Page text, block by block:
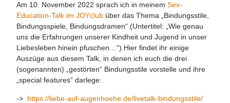
Am 10. November 2022 sprach ich in meinemSex-
Education-Talk im JOYclub über das Thema „Bindungsstile,
Bindungsspiele, Bindungsdramen“ (Untertitel: „Wie genau
uns die Erfahrungen unserer Kindheit und Jugend in unser
Liebesleben hinein pfuschen…“).Hier findet ihr einige
Auszüge aus diesem Talk, in denen ich euch die drei
(sogenannten) „gestörten“ Bindungsstile vorstelle und ihre
„special features“ darlege:
-> https://liebe-auf-augenhoehe.de/livetalk-bindungsstile/